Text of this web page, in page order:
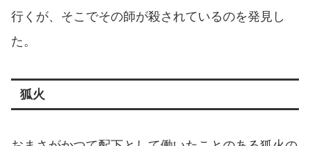
行くが、そこでその師が殺されているのを発見し
た。
狐火